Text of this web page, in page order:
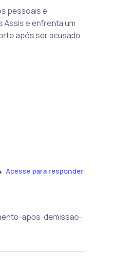
pessoais e
Assis e enfrenta um
após ser acusado
Acesse para responder
apos-demissao-